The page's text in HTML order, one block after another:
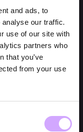
and ads, to
our traffic.
use of our site with
partners who
that you’ve
from your use